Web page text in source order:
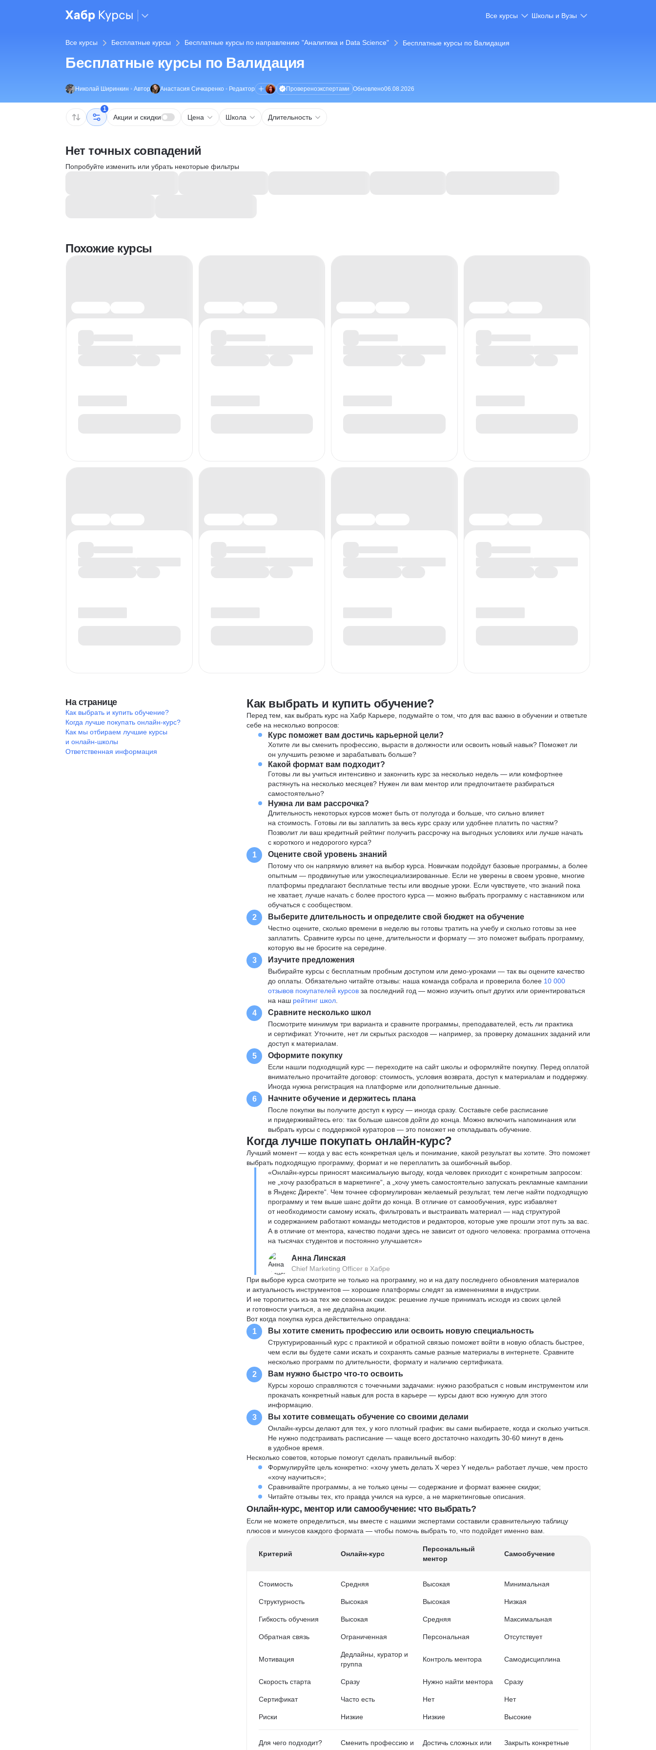
Все курсы Школы и Вузы
Все курсы Бесплатные курсы Бесплатные курсы по направлению "Аналитика и Data Science" Бесплатные курсы по Валидация
Бесплатные курсы по Валидация
Николай Ширинкин • Автор Анастасия Сичкаренко • Редактор Провереноэкспертами Обновлено06.08.2026
1
Акции и скидки Цена Школа Длительность
Нет точных совпадений
Попробуйте изменить или убрать некоторые фильтры
Похожие курсы
На странице
Как выбрать и купить обучение?
Когда лучше покупать онлайн-курс?
Как мы отбираем лучшие курсы
и онлайн-школы
Ответственная информация
Как выбрать и купить обучение?
Перед тем, как выбрать курс на Хабр Карьере, подумайте о том, что для вас важно в обучении и ответьте
себе на несколько вопросов:
Курс поможет вам достичь карьерной цели?
Хотите ли вы сменить профессию, вырасти в должности или освоить новый навык? Поможет ли
он улучшить резюме и зарабатывать больше?
Какой формат вам подходит?
Готовы ли вы учиться интенсивно и закончить курс за несколько недель — или комфортнее
растянуть на несколько месяцев? Нужен ли вам ментор или предпочитаете разбираться
самостоятельно?
Нужна ли вам рассрочка?
Длительность некоторых курсов может быть от полугода и больше, что сильно влияет
на стоимость. Готовы ли вы заплатить за весь курс сразу или удобнее платить по частям?
Позволит ли ваш кредитный рейтинг получить рассрочку на выгодных условиях или лучше начать
с короткого и недорогого курса?
1 Оцените свой уровень знаний
Потому что он напрямую влияет на выбор курса. Новичкам подойдут базовые программы, а более
опытным — продвинутые или узкоспециализированные. Если не уверены в своем уровне, многие
платформы предлагают бесплатные тесты или вводные уроки. Если чувствуете, что знаний пока
не хватает, лучше начать с более простого курса — можно выбрать программу с наставником или
обучаться с сообществом.
2 Выберите длительность и определите свой бюджет на обучение
Честно оцените, сколько времени в неделю вы готовы тратить на учебу и сколько готовы за нее
заплатить. Сравните курсы по цене, длительности и формату — это поможет выбрать программу,
которую вы не бросите на середине.
3 Изучите предложения
Выбирайте курсы с бесплатным пробным доступом или демо-уроками — так вы оцените качество
до оплаты. Обязательно читайте отзывы: наша команда собрала и проверила более 10 000
отзывов покупателей курсовза последний год — можно изучить опыт других или ориентироваться
на наш рейтинг школ
4 Сравните несколько школ
Посмотрите минимум три варианта и сравните программы, преподавателей, есть ли практика
и сертификат. Уточните, нет ли скрытых расходов — например, за проверку домашних заданий или
доступ к материалам.
5 Оформите покупку
Если нашли подходящий курс — переходите на сайт школы и оформляйте покупку. Перед оплатой
внимательно прочитайте договор: стоимость, условия возврата, доступ к материалам и поддержку.
Иногда нужна регистрация на платформе или дополнительные данные.
6 Начните обучение и держитесь плана
После покупки вы получите доступ к курсу — иногда сразу. Составьте себе расписание
и придерживайтесь его: так больше шансов дойти до конца. Можно включить напоминания или
выбрать курсы с поддержкой кураторов — это поможет не откладывать обучение.
Когда лучше покупать онлайн-курс?
Лучший момент — когда у вас есть конкретная цель и понимание, какой результат вы хотите. Это поможет
выбрать подходящую программу, формат и не переплатить за ошибочный выбор.
«Онлайн-курсы приносят максимальную выгоду, когда человек приходит с конкретным запросом:
не „хочу разобраться в маркетинге“, а „хочу уметь самостоятельно запускать рекламные кампании
в Яндекс Директе“. Чем точнее сформулирован желаемый результат, тем легче найти подходящую
программу и тем выше шанс дойти до конца. В отличие от самообучения, курс избавляет
от необходимости самому искать, фильтровать и выстраивать материал — над структурой
и содержанием работают команды методистов и редакторов, которые уже прошли этот путь за вас.
А в отличие от ментора, качество подачи здесь не зависит от одного человека: программа отточена
на тысячах студентов и постоянно улучшается»
Анна Линская
Chief Marketing Officer в Хабре
При выборе курса смотрите не только на программу, но и на дату последнего обновления материалов
и актуальность инструментов — хорошие платформы следят за изменениями в индустрии.
И не торопитесь из-за тех же сезонных скидок: решение лучше принимать исходя из своих целей
и готовности учиться, а не дедлайна акции.
Вот когда покупка курса действительно оправдана:
1 Вы хотите сменить профессию или освоить новую специальность
Структурированный курс с практикой и обратной связью поможет войти в новую область быстрее,
чем если вы будете сами искать и сохранять самые разные материалы в интернете. Сравните
несколько программ по длительности, формату и наличию сертификата.
2 Вам нужно быстро что-то освоить
Курсы хорошо справляются с точечными задачами: нужно разобраться с новым инструментом или
прокачать конкретный навык для роста в карьере — курсы дают всю нужную для этого
информацию.
3 Вы хотите совмещать обучение со своими делами
Онлайн-курсы делают для тех, у кого плотный график: вы сами выбираете, когда и сколько учиться.
Не нужно подстраивать расписание — чаще всего достаточно находить 30-60 минут в день
в удобное время.
Несколько советов, которые помогут сделать правильный выбор:
Формулируйте цель конкретно: «хочу уметь делать X через Y недель» работает лучше, чем просто
«хочу научиться»;
Сравнивайте программы, а не только цены — содержание и формат важнее скидки;
Читайте отзывы тех, кто правда учился на курсе, а не маркетинговые описания.
Онлайн-курс, ментор или самообучение: что выбрать?
Если не можете определиться, мы вместе с нашими экспертами составили сравнительную таблицу
плюсов и минусов каждого формата — чтобы помочь выбрать то, что подойдет именно вам.
Критерий Онлайн-курс
Персональный
ментор
Самообучение
Стоимость Средняя Высокая Минимальная
Структурность Высокая Высокая Низкая
Гибкость обучения Высокая Средняя Максимальная
Обратная связь Ограниченная Персональная Отсутствует
Мотивация
Дедлайны, куратор и
группа
Контроль ментора Самодисциплина
Скорость старта Сразу Нужно найти ментора Сразу
Сертификат Часто есть Нет Нет
Риски Низкие Низкие Высокие
Для чего подходит?
Сменить профессию и
Достичь сложных или
Закрыть конкретные